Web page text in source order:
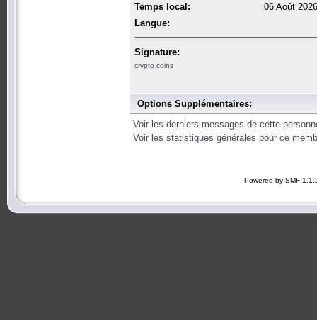
Temps local:
06 Août
Langue:
Signature:
crypto coins
Options Supplémentaires:
Voir les derniers messages de cette
Voir les statistiques générales pour ce
Powered by SMF